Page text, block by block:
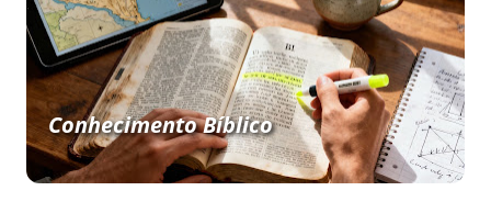
Conhecimento Bíblico